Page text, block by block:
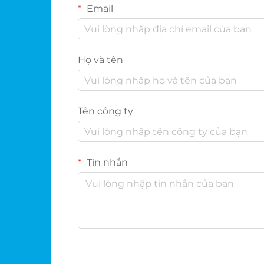
Email
Họ và tên
Tên công ty
Tin nhắn